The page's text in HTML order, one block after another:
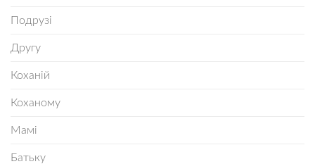
Подрузі
Другу
Коханій
Коханому
Мамі
Батьку